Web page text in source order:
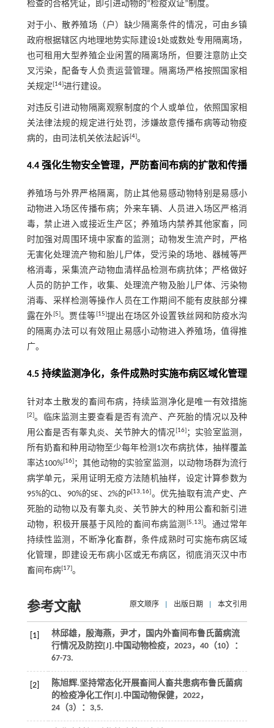
检查的合格凭证，即引进动物的“检疫双证”制度。
对于小、散养殖场（户）缺少隔离条件的情况，可由乡镇
政府根据辖区内地理地势实际建设1处或数处专用隔离场，
也可租用大型养殖企业闲置的隔离场所，但要注意防止交
叉污染，配备专人负责运营管理。隔离场严格按照国家相
关规定[14]进行建设。
对违反引进动物隔离观察制度的个人或单位，依照国家相
关法律法规的规定进行处罚，涉嫌故意传播布病等动物疫
病的，由司法机关依法起诉[4]。
4.4 强化生物安全管理，严防畜间布病的扩散和传播
养殖场与外界严格隔离，防止其他易感动物特别是易感小
动物进入场区传播布病；外来车辆、人员进入场区严格消
毒，禁止进入或接近生产区；养殖场内禁养其他家畜，同
时加强对周围环境中家畜的监测；动物发生流产时，严格
无害化处理流产物和胎儿尸体，受污染的场地、器械等严
格消毒，采集流产动物血清样品检测布病抗体；严格做好
人员的防护工作，收集、处理流产物及胎儿尸体、污染物
消毒、采样检测等操作人员在工作期间不能有皮肤部分裸
露在外[5]。贾佳等[15]提出在场区外设置铁丝网和防疫水沟
的隔离办法可以有效阻止易感小动物进入养殖场，值得推
广。
4.5 持续监测净化，条件成熟时实施布病区域化管理
针对本土散发的畜间布病，持续监测净化是唯一有效措施
[2]。临床监测主要查看是否有流产、产死胎的情况以及种
用公畜是否有睾丸炎、关节肿大的情况[16]；实验室监测，
所有奶畜和种用动物至少每年检测1次布病抗体，抽样覆盖
率达100%[16]；其他动物的实验室监测，以动物场群为流行
病学单元，采用证明无疫方法随机抽样，设定计算参数为
95%的CL、90%的SE、2%的P[13,16]。优先抽取有流产史、产
死胎的动物以及有睾丸炎、关节肿大的种用公畜和新引进
动物，积极开展基于风险的畜间布病监测 [5,13]。通过常年
持续性监测，不断净化畜群，条件成熟时可实施布病区域
化管理，即建设无布病小区或无布病区，彻底消灭汉中市
畜间布病[17]。
参考文献 原文顺序 出版日期 本文引用
[1]
林邱雄，殷海燕，尹才，国内外畜间布鲁氏菌病流
行情况及防控[J].中国动物检疫， 2023， 40（10）：
67-73.
[2]
陈旭辉.坚持常态化开展畜间人畜共患病布鲁氏菌病
的检疫净化工作[J].中国动物保健， 2022，
24（3）：3,5.